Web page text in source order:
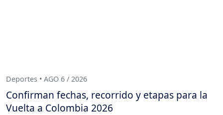
Deportes • AGO 6 / 2026
Confirman fechas, recorrido y etapas para la
Vuelta a Colombia 2026